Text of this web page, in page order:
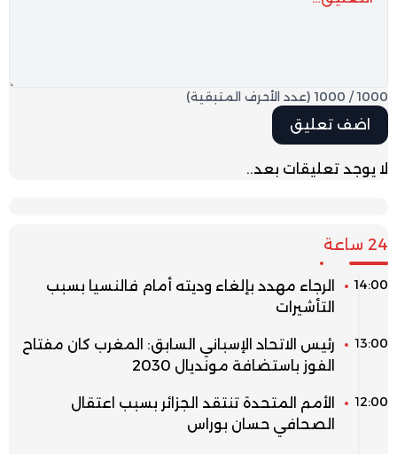
1000
/
1000 (عدد الأحرف المتبقية)
لا يوجد تعليقات بعد..
24 ساعة
14:00
الرجاء مهدد بإلغاء وديته أمام فالنسيا بسبب
التأشيرات
13:00
رئيس الاتحاد الإسباني السابق: المغرب كان مفتاح
الفوز باستضافة مونديال 2030
12:00
الأمم المتحدة تنتقد الجزائر بسبب اعتقال
الصحافي حسان بوراس